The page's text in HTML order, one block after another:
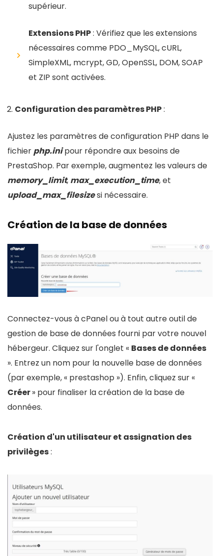
supérieur.
Extensions PHP: Vérifiez que les extensions
nécessaires comme PDO_MySQL, cURL,
SimpleXML, mcrypt, GD, OpenSSL, DOM, SOAP
et ZIP sont activées.
Configuration des paramètres PHP:
Ajustez les paramètres de configuration PHP dans le
fichierphp.inipour répondre aux besoins de
PrestaShop. Par exemple, augmentez les valeurs de
memory_limit, max_execution_time, et
upload_max_filesizesi nécessaire.
Création de la base de données
Connectez-vous à cPanel ou à tout autre outil de
gestion de base de données fourni par votre nouvel
hébergeur. Cliquez sur l'onglet « Bases de données
». Entrez un nom pour la nouvelle base de données
(par exemple, « prestashop »). Enfin, cliquez sur «
Créer» pour finaliser la création de la base de
données.
Création d'un utilisateur et assignation des
privilèges: